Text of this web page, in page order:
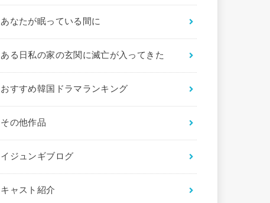
あなたが眠っている間に
ある日私の家の玄関に滅亡が入ってきた
おすすめ韓国ドラマランキング
その他作品
イジュンギブログ
キャスト紹介